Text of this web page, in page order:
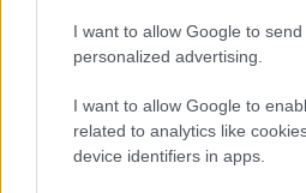
I want to allow Google to send
personalized advertising.
I want to allow Google to
related to analytics like
device identifiers in apps.